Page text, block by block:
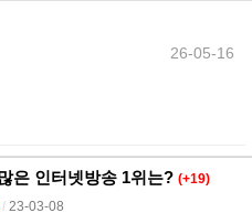
26-05-16
은 인터넷방송 1위는? (+19)
l 23-03-08